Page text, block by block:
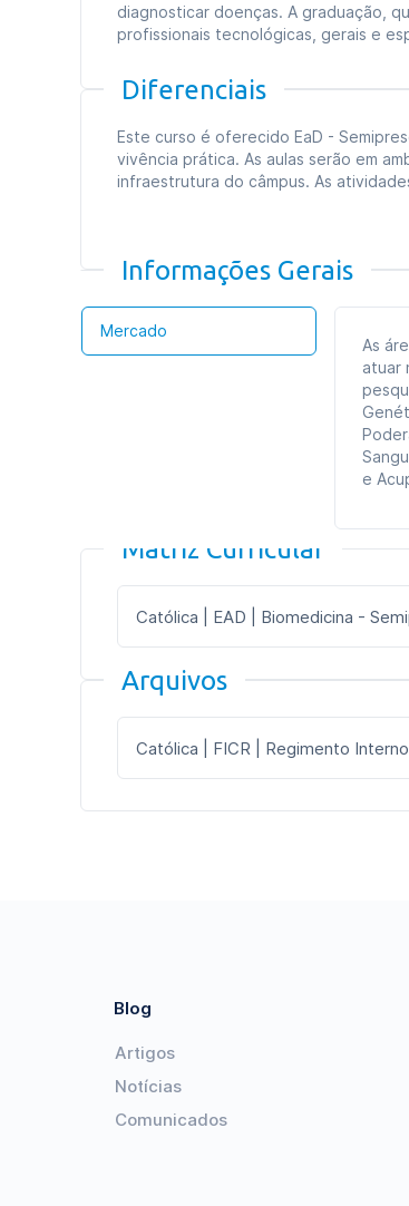
diagnosticar doenças. A graduação,
profissionais tecnológicas, gerais e
Diferenciais
Este curso é oferecido EaD -
vivência prática. As aulas serão em
infraestrutura do câmpus. As
Informações Gerais
Mercado
As
atuar
e
Matriz Curricular
Católica | EAD | Biomedicina -
Arquivos
Católica | FICR | Regimento Interno
Blog
Artigos
Notícias
Comunicados